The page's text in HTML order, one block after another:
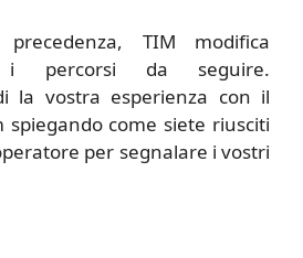
TIM modifica
i percorsi da seguire.
la vostra esperienza con il
spiegando come siete riusciti
per segnalare i vostri